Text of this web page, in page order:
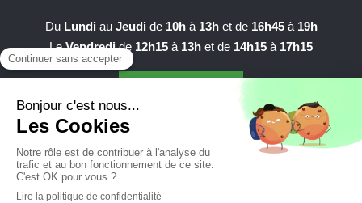
Du Lundi au Jeudi de 10hà 13het de 16h45à 19h
LeVendredide 12h15 à 13h et de 14h15 à 17h15
Création et référencement du site par Simplébo